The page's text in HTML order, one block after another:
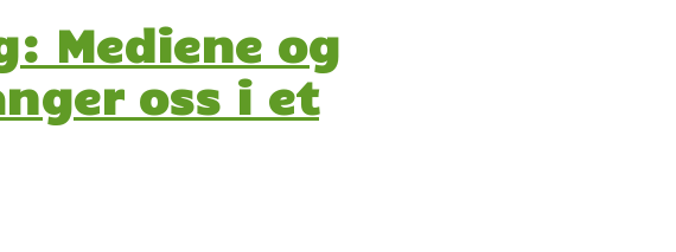
Mediene og
oss i et